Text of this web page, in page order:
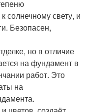
солнечному свету, и
Безопасен,
но в отличие
на фундамент в
работ. Это
на